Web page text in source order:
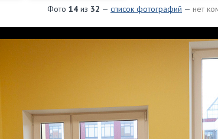
Фото 14 из 32 — список фотографий — нет